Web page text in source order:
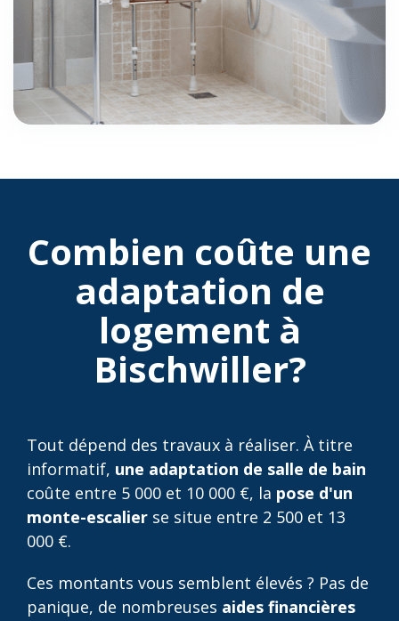
Combien coûte une
adaptation de
logement à
Bischwiller?
Tout dépend des travaux à réaliser. À titre
informatif, une adaptation de salle de bain
coûte entre 5 000 et 10 000 €, la pose d'un
monte-escalier se situe entre 2 500 et 13
000 €.
Ces montants vous semblent élevés ? Pas de
panique, de nombreuses aides financières